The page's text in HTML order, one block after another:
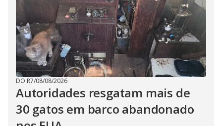
DO R7/08/08/2026
Autoridades resgatam mais de
30 gatos em barco abandonado